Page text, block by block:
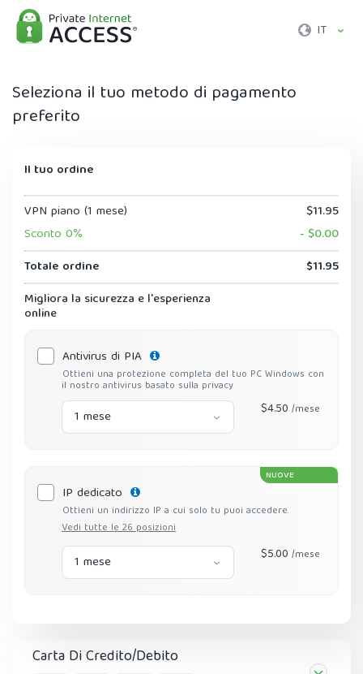
IT
Seleziona il tuo metodo di pagamento
preferito
Carta Di Credito/Debito
Il tuo ordine
VPN piano (1 mese)
$11.95
Sconto 0%
- $0.00
Totale ordine
$11.95
Migliora la sicurezza e l'esperienza
online
Antivirus di PIA
Ottieni una protezione completa del tuo PC Windows con
il nostro antivirus basato sulla privacy
1 mese $4.50/mese
NUOVE
IP dedicato
Ottieni un indirizzo IP a cui solo tu puoi accedere.
Vedi tutte le 26 posizioni
1 mese $5.00/mese